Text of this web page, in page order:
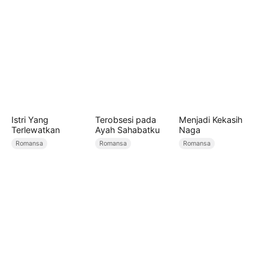
Istri Yang
Terlewatkan
Romansa
Terobsesi pada
Ayah Sahabatku
Romansa
Menjadi Kekasih
Naga
Romansa